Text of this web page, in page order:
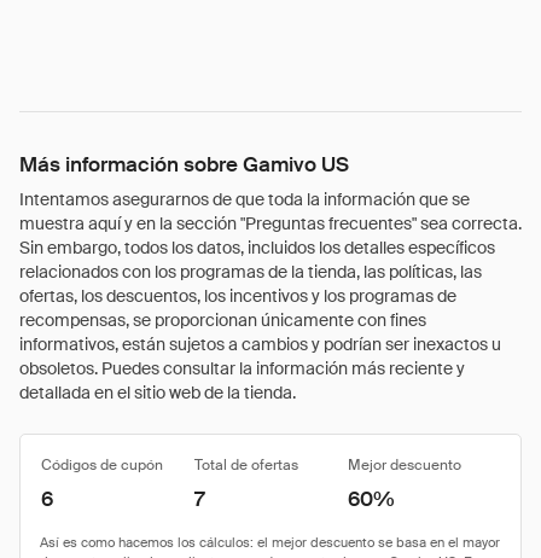
Más información sobre Gamivo US
Intentamos asegurarnos de que toda la información que se
muestra aquí y en la sección "Preguntas frecuentes" sea correcta.
Sin embargo, todos los datos, incluidos los detalles específicos
relacionados con los programas de la tienda, las políticas, las
ofertas, los descuentos, los incentivos y los programas de
recompensas, se proporcionan únicamente con fines
informativos, están sujetos a cambios y podrían ser inexactos u
obsoletos. Puedes consultar la información más reciente y
detallada en el sitio web de la tienda.
Códigos de cupón Total de ofertas Mejor descuento
6 7 60%